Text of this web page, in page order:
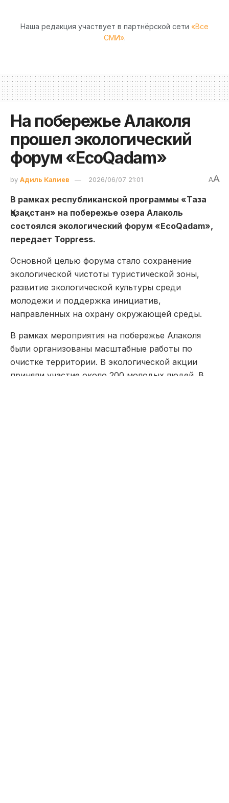
Наша редакция участвует в партнёрской сети «Все
СМИ».
На побережье Алаколя
прошел экологический
форум «EcoQadam»
by Адиль Калиев 2026/06/07 21:01 AA
В рамках республиканской программы «Таза
Қазақстан» на побережье озера Алаколь
состоялся экологический форум «EcoQadam»,
передает Toppress.
Основной целью форума стало сохранение
экологической чистоты туристической зоны,
развитие экологической культуры среди
молодежи и поддержка инициатив,
направленных на охрану окружающей среды.
В рамках мероприятия на побережье Алаколя
были организованы масштабные работы по
очистке территории. В экологической акции
приняли участие около 200 молодых людей. В